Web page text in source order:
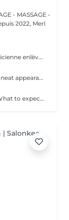
- MASSAGE -
Nous prenons soin de vos ongles! Votre technicienne enlèvera délicatement les cellules mortes, façonnera et limera vos ongles, et polira la surface extérieure pour un fini lisse et naturel. Nos experts proposent des manucures à bords, hardware ou combinées, selon vos préférences. Comment se fait une manucure sans vernis? - la peau rugueuse est délicatement enlevée - la forme de la plaque de l'ongle est corrigée avec douceur - les cuticules et bords latéraux sont soigneusement traités - de l'huile nourrissante pour les cuticules et de la crème pour les mains sont appliquées pour nourrir et hydrater Limitations d'âge: recommandé à partir de 14 ans. Recommandations post-procédure: aucun soin particulier n'est nécessaire après cette procédure. Fréquence: une fois toutes les 3 semaines.
Gift your nails and hands a well-groomed and neat appearance! Your technician will effectively remove dead skin cells, shape and file nails, and buff the outer surface. A regular nail polish is applied at the end of this treatment. Our masters do edged, hardware, or combined manicure. How is manicure with simple nail polish done? - rough skin is removed - the shape of the nail plate is corrected - the cuticle and side ridges are corrected - nail polish is applied - cuticle oil and hand cream are applied Age restrictions: recommended to do from 14 years. Post procedure recommendations: there are no post recommendations for this procedure. Frequency: once in 3 weeks.
Treat yourself to a transformative manicure! What to expect: - old polish is removed as a bonus - rough skin is removed - nails are shaped - cuticles and side ridges are polished - reinforcement is performed if chosen - semi-permanent polish is applied - cuticle oil and hand cream are applied Age: 16+ Frequency: every 3 weeks for best results. *Removal of old semi-permanent polish is included with the manicure. If you want a separate removal appointment, we charge €20 for the careful process that protects your nails. For the manicure, we leave a thin layer of old polish under the new layer to enhance the durability of the semi-permanent polish. *Please note that if semipermanent nail polish without manicure is chosen, rough skin, cuticle and side ridges won't be removed.